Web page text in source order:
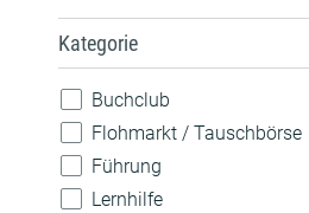
Kategorie
Buchclub
Flohmarkt / Tauschbörse
Führung
Lernhilfe